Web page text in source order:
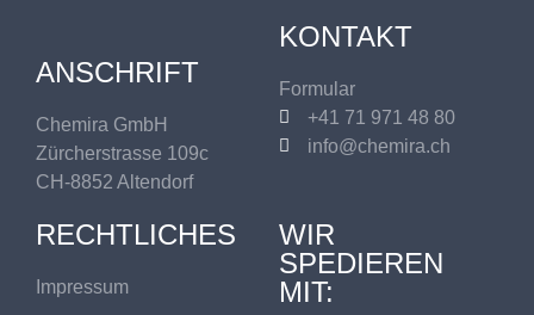
ANSCHRIFT
Chemira GmbH
Zürcherstrasse 109c
CH-8852 Altendorf
KONTAKT
Formular
+41 71 971 48 80
info@chemira.ch
RECHTLICHES
Impressum
WIR
SPEDIEREN
MIT: